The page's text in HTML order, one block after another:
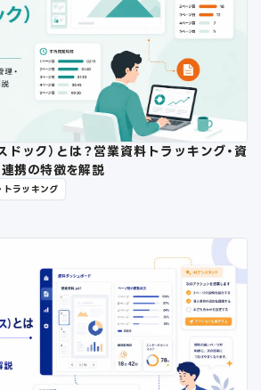
ック）とは？営業資料トラッキング・資
携の特徴を解説
トラッキング